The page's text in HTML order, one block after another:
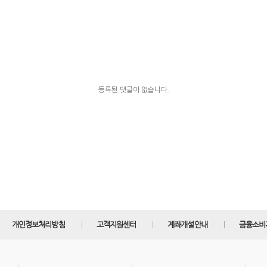
등록된 댓글이 없습니다.
개인정보처리방침 고객지원센터 계좌개설안내 금융소